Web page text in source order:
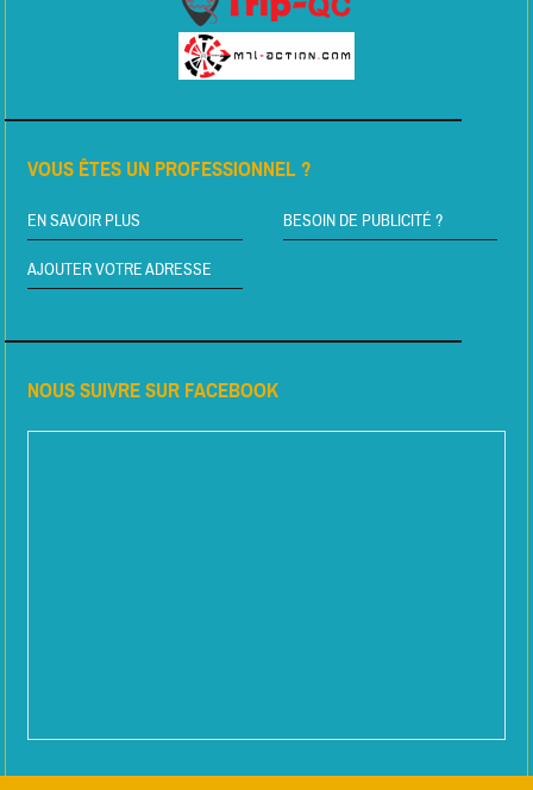
VOUS ÊTES UN PROFESSIONNEL ?
EN SAVOIR PLUS BESOIN DE PUBLICITÉ ?
AJOUTER VOTRE ADRESSE
NOUS SUIVRE SUR FACEBOOK